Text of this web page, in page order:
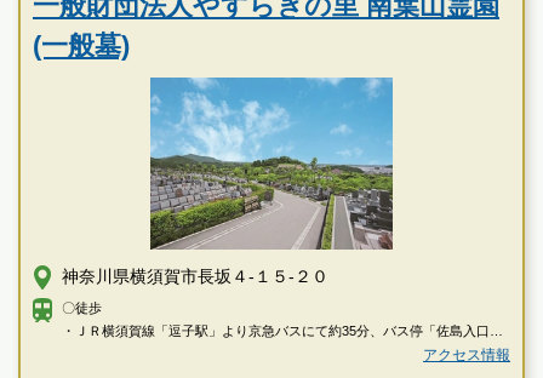
(一般墓)
神奈川県横須賀市長坂４-１５-２０
〇徒歩
・ＪＲ横須賀線「逗子駅」より京急バスにて約35分、バス停「佐島入口」
アクセス情報